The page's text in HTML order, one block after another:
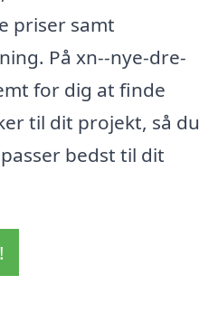
priser samt
På xn--nye-dre-
for dig at finde
til dit projekt, så du
bedst til dit